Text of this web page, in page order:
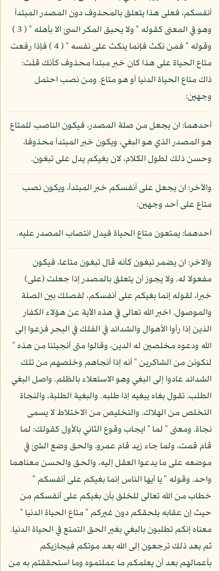
أنفسكم، فعلى هذا يتعلق بالمحذوف دون المصدر المبتدأ
وهو في المعنى كقوله " ولا يحيق المكر السئ الا بأهله " ( 3 )
وقوله " فمن نكث فإنما ينكث على نفسه " ( 4 ) فإذا رفعت
متاع الحياة على هذا كان خبر مبتدأ محذوف كأنك قلت:
ذاك متاع الحياة الدنيا أو هو متاع. ومن نصب احتمل
وجهين:
أحدهما: ان يجعل من صلة المصدر، فيكون الناصب للمتاع
هو المصدر الذي هو البغي، ويكون خبر المبتدأ محذوفا،
وحسن ذلك لطول الكلام، لان بغيكم يدل على تبغون.
والآخر: ان يجعل على أنفسكم خبر المبتدأ، ويكون نصب
متاع على أحد وجهين:
أحدهما: يمتعون متاع الحياة فيدل انتصاب المصدر عليه.
والاخر: ان يضمر تبغون كأنه قال تبغون متاعا، فيكون
مفعولا له. ولا يجوز أن يتعلق بالمصدر إذا جعلت (على)
خبرا، لقوله إنما بغيكم على أنفسكم، لفصلك بين الصلة
والموصول. اخبر الله تعالى في هذه الآية عن هؤلاء الكفار
الذين إذا رأوا الأهوال والشدائد في الفلك في البحر فزعوا إلى
الله ودعوه مخلصين له الدين، وقالوا متى أنجيتنا من هذه "
لنكونن من الشاكرين " أنه إذا أنجاهم وخلصهم من تلك
الشدائد عادوا إلى البغي وهو الاستعلاء بالظلم. واصل البغي
الطلب. تقول بغاه يبغيه إذا طلبه. والبغية الطلبة، والنجاة
التخلص من الهلاك. والتخليص من الاختلاط لا يسمى
نجاة. ومعنى " لما " ايجاب وقوع الثاني بالأول كقولك: لما
قام قمت، ولما جاء زيد قام عمرو. والحق وضع الشئ في
موضعه على ما يدعوا العقل إليه، والحق والحسن معناهما
واحد. وقوله " يا أيها الناس إنما بغيكم على أنفسكم "
خطاب من الله تعالى للخلق بأن بغيكم على أنفسكم من
حيث إن عقابه يلحقكم دون غيركم " متاع الحياة الدنيا "
معناه إنكم تطلبون بالبغي بغير الحق التمتع في الحياة الدنيا.
ثم بعد ذلك ترجعون إلى الله بعد موتكم فيجازيكم
بأعمالهم بعد أن يعلمكم ما عملتموه وما استحققتم به من